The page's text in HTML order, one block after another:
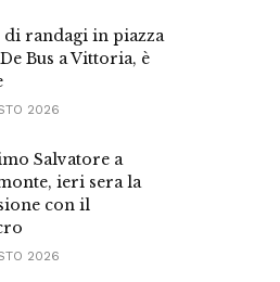
di randagi in piazza
Bus a Vittoria, è
2026
Salvatore a
ieri sera la
con il
2026